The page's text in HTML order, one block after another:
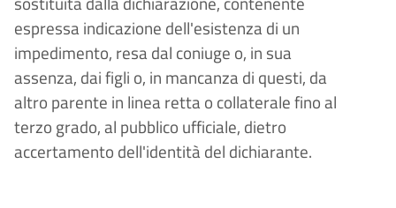
espressa indicazione dell'esistenza di un
impedimento, resa dal coniuge o, in sua
assenza, dai figli o, in mancanza di questi, da
altro parente in linea retta o collaterale fino al
terzo grado, al pubblico ufficiale, dietro
accertamento dell'identità del dichiarante.